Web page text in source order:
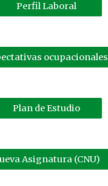
Perfil Laboral
ocupacionales
Plan de Estudio
Asignatura (CNU)